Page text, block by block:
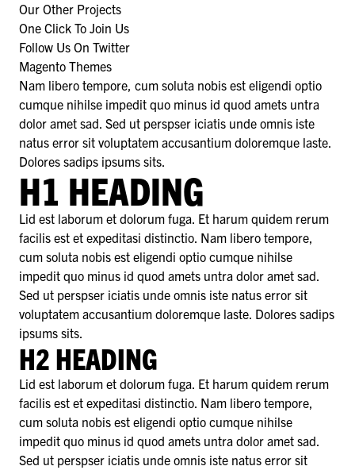
Our Other Projects
One Click To Join Us
Follow Us On Twitter
Magento Themes
Nam libero tempore, cum soluta nobis est eligendi optio
cumque nihilse impedit quo minus id quod amets untra
dolor amet sad. Sed ut perspser iciatis unde omnis iste
natus error sit voluptatem accusantium doloremque laste.
Dolores sadips ipsums sits.
H1 HEADING
Lid est laborum et dolorum fuga. Et harum quidem rerum
facilis est et expeditasi distinctio. Nam libero tempore,
cum soluta nobis est eligendi optio cumque nihilse
impedit quo minus id quod amets untra dolor amet sad.
Sed ut perspser iciatis unde omnis iste natus error sit
voluptatem accusantium doloremque laste. Dolores sadips
ipsums sits.
H2 HEADING
Lid est laborum et dolorum fuga. Et harum quidem rerum
facilis est et expeditasi distinctio. Nam libero tempore,
cum soluta nobis est eligendi optio cumque nihilse
impedit quo minus id quod amets untra dolor amet sad.
Sed ut perspser iciatis unde omnis iste natus error sit